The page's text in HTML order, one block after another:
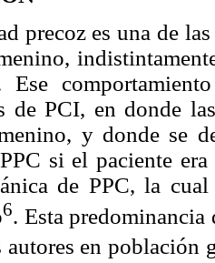
precoz es una de
Ese
de PCI, en donde
y donde se
si el paciente
de PPC, la
6. Esta predominancia
en población